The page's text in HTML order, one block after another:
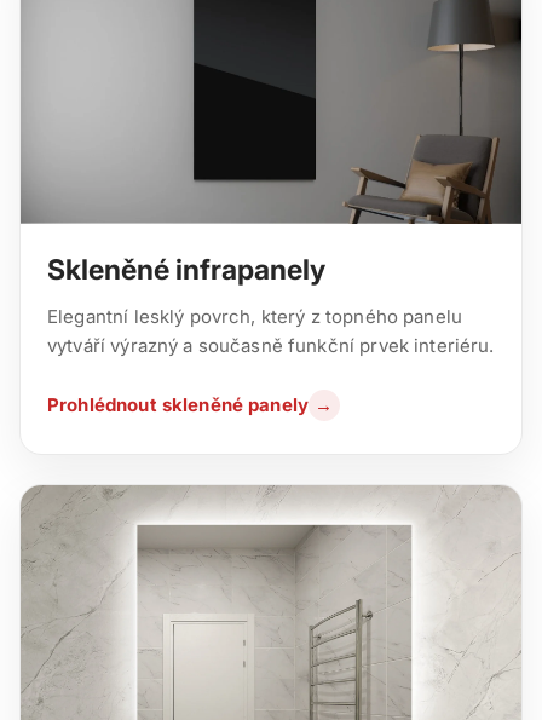
Skleněné infrapanely
Elegantní lesklý povrch, který z topného panelu
vytváří výrazný a současně funkční prvek interiéru.
Prohlédnout skleněné panely →